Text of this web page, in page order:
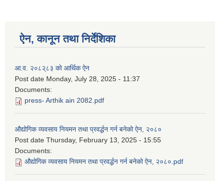
ऐन, कानून तथा निर्देशिका
आ.व. २०८२्८३ को आर्थिक ऐन
Post date Monday, July 28, 2025 - 11:37
Documents:
press- Arthik ain 2082.pdf
औद्योगिक व्यवसाय नियमन तथा प्रवर्द्धन गर्न बनेको ऐन, २०८०
Post date Thursday, February 13, 2025 - 15:55
Documents:
औद्योगिक व्यवसाय नियमन तथा प्रवर्द्धन गर्न बनेको ऐन, २०८०.pdf